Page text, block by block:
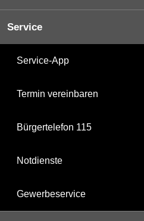
Service
Service-App
Termin vereinbaren
Bürgertelefon 115
Notdienste
Gewerbeservice